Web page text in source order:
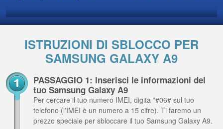
ISTRUZIONI DI SBLOCCO PER
SAMSUNG GALAXY A9
PASSAGGIO 1: Inserisci le informazioni del
tuo Samsung Galaxy A9
Per cercare il tuo numero IMEI, digita *#06# sul tuo
telefono (l'IMEI è un numero a 15 cifre). Ti faremo un
prezzo speciale per sbloccare il tuo Samsung Galaxy A9.